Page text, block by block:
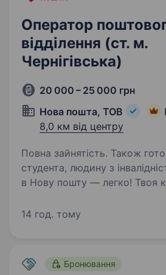
Оператор
відділення (ст. м.
Чернігівська)
20 000 – 25 000 грн
Нова пошта, ТОВ
8,0 км від центру
Повна зайнятість. Також
студента, людину з інвалідністю.
в Нову пошту — легко! Твоя
ми в пошуку оператора
14 год. тому
Бронювання